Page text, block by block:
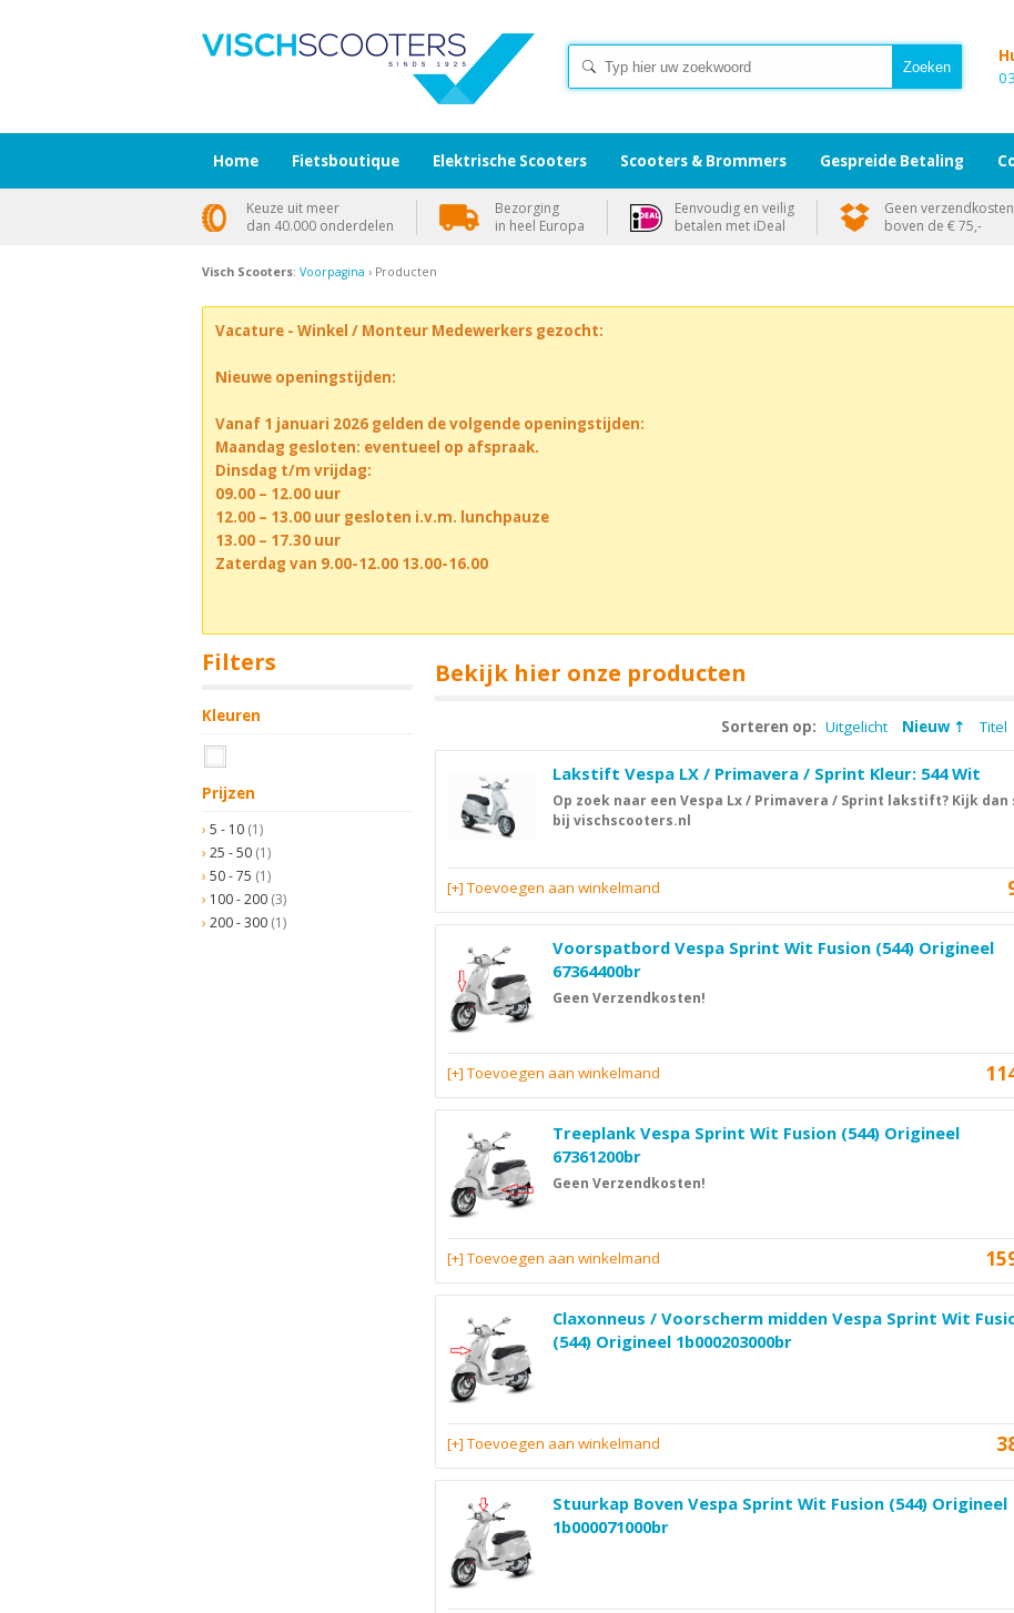
Visch Scooters: Voorpagina › Producten
Vacature - Winkel / Monteur Medewerkers gezocht:
Nieuwe openingstijden:
Vanaf 1 januari 2026 gelden de volgende openingstijden:
Maandag gesloten: eventueel op afspraak.
Dinsdag t/m vrijdag:
09.00 – 12.00 uur
12.00 – 13.00 uur gesloten i.v.m. lunchpauze
13.00 – 17.30 uur
Zaterdag van 9.00-12.00 13.00-16.00
Filters
Kleuren
Prijzen
5 - 10 (1)
25 - 50 (1)
50 - 75 (1)
100 - 200 (3)
200 - 300 (1)
Bekijk hier onze producten
Sorteren op: Uitgelicht Nieuw Titel
Lakstift Vespa LX / Primavera / Sprint Kleur: 544 Wit
Op zoek naar een Vespa Lx / Primavera / Sprint lakstift? Kijk dan
bij vischscooters.nl
[+] Toevoegen aan winkelmand
Voorspatbord Vespa Sprint Wit Fusion (544) Origineel
67364400br
Geen Verzendkosten!
[+] Toevoegen aan winkelmand
Treeplank Vespa Sprint Wit Fusion (544) Origineel
67361200br
Geen Verzendkosten!
[+] Toevoegen aan winkelmand
Claxonneus / Voorscherm midden Vespa Sprint Wit
(544) Origineel 1b000203000br
[+] Toevoegen aan winkelmand
Stuurkap Boven Vespa Sprint Wit Fusion (544) Origineel
1b000071000br
Home Fietsboutique Elektrische Scooters Scooters & Brommers Gespreide Betaling
Keuze uit meer
dan 40.000 onderdelen
Bezorging
in heel Europa
Eenvoudig en veilig
betalen met iDeal
Geen verzendkosten
boven de € 75,-